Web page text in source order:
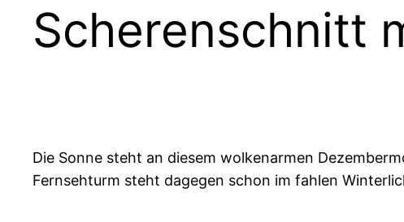
Scherenschnitt
Die Sonne steht an diesem wolkenarmen
Fernsehturm steht dagegen schon im fahlen